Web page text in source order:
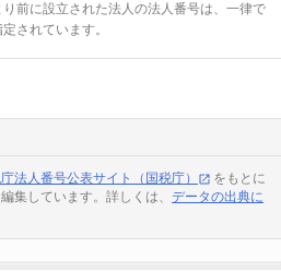
前に設立された法人の法人番号は、一律で
されています。
法人番号公表サイト（国税庁）
をもとに
集しています。詳しくは、 データの出典に